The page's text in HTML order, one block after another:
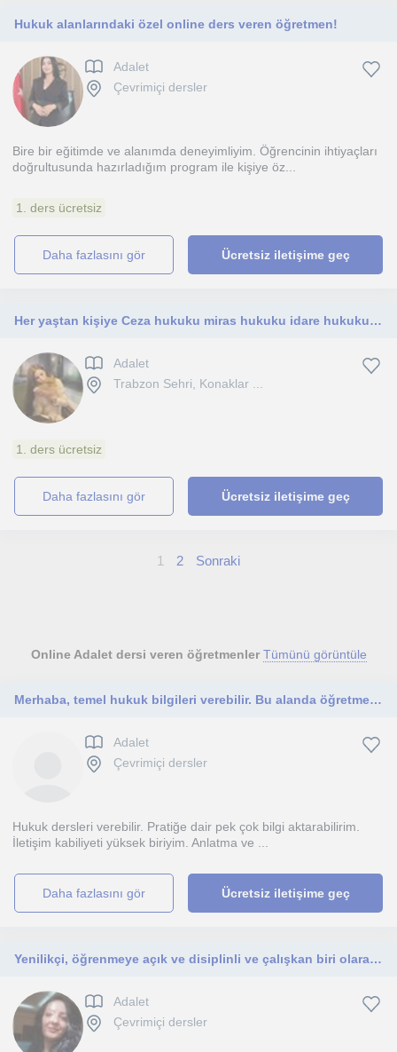
Hukuk alanlarındaki özel online ders veren öğretmen!
Adalet
Çevrimiçi dersler
Bire bir eğitimde ve alanımda deneyimliyim. Öğrencinin ihtiyaçları
doğrultusunda hazırladığım program ile kişiye öz...
1. ders ücretsiz
daha fazlasını gör Ücretsiz iletişime geç
Her yaştan kişiye Ceza hukuku miras hukuku idare hukuku genel hükümler aile hukuku eşya hukuku iş hukuku kpss idari hakimlik
Adalet
Trabzon Sehri, Konaklar ...
1. ders ücretsiz
daha fazlasını gör Ücretsiz iletişime geç
1 2 Sonraki
Online Adalet dersi veren öğretmenler Tümünü görüntüle
Merhaba, temel hukuk bilgileri verebilir. Bu alanda öğretmenlik yapabilirim. Hukuk fakültesi mezunuyum. 3 senelik deneyimim bulunu
Adalet
Çevrimiçi dersler
Hukuk dersleri verebilir. Pratiğe dair pek çok bilgi aktarabilirim.
İletişim kabiliyeti yüksek biriyim. Anlatma ve ...
daha fazlasını gör Ücretsiz iletişime geç
Yenilikçi, öğrenmeye açık ve disiplinli ve çalışkan biri olarak tanımlarım.
Adalet
Çevrimiçi dersler